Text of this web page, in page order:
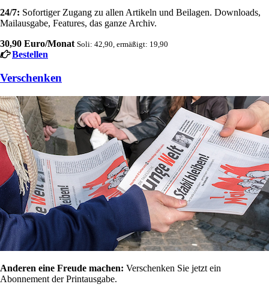
24/7: Sofortiger Zugang zu allen Artikeln und Beilagen. Downloads,
Mailausgabe, Features, das ganze Archiv.
30,90 Euro/Monat Soli: 42,90, ermäßigt: 19,90
Bestellen
Verschenken
Anderen eine Freude machen: Verschenken Sie jetzt ein
Abonnement der Printausgabe.